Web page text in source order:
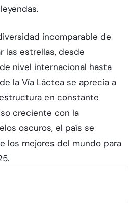
incomparable de
las estrellas, desde
nivel internacional hasta
la Vía Láctea se aprecia a
en constante
creciente con la
oscuros, el país se
los mejores del mundo para